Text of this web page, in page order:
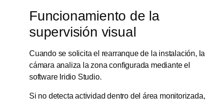
Funcionamiento de la
supervisión visual
Cuando se solicita el rearranque de la instalación, la
cámara analiza la zona configurada mediante el
software Iridio Studio.
Si no detecta actividad dentro del área monitorizada,